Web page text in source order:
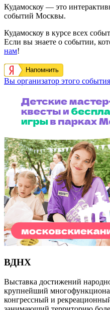
Кудамоскоу — это
событий Москвы.
Кудамоскоу в курсе всех
Если вы знаете о событии,
нам!
Напомнить
Вы организатор этого
ВДНХ
Выставка достижений
крупнейший
конгрессный и